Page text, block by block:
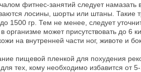
фитнес-занятий следует
лосины, шорты или штаны. Такие
до 1500 гр. Тем не менее, следует
организме может присутствовать до 6
на внутренней части ног, животе и
пищевой пленкой для похудения
тех, кому необходимо избавится от